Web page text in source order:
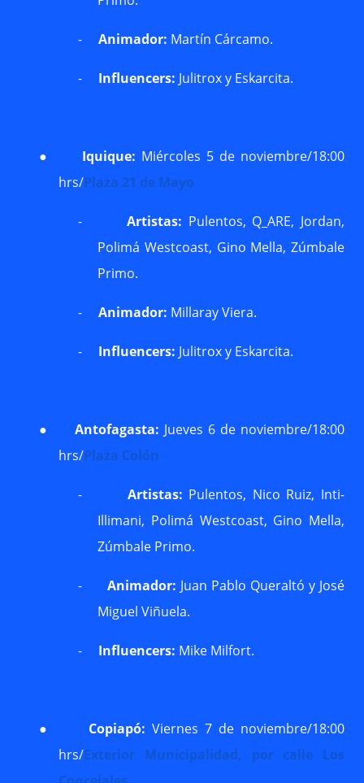
- Animador: Martín Cárcamo.
- Influencers: Julitrox y Eskarcita.
● Iquique: Miércoles 5 de noviembre/18:00
hrs/Plaza 21 de Mayo
- Artistas: Pulentos, Q_ARE, Jordan,
Polimá Westcoast, Gino Mella, Zúmbale
Primo.
- Animador: Millaray Viera.
- Influencers: Julitrox y Eskarcita.
● Antofagasta: Jueves 6 de noviembre/18:00
hrs/Plaza Colón
- Artistas: Pulentos, Nico Ruiz, Inti-
Illimani, Polimá Westcoast, Gino Mella,
Zúmbale Primo.
- Animador: Juan Pablo Queraltó y José
Miguel Viñuela.
- Influencers: Mike Milfort.
● Copiapó: Viernes 7 de noviembre/18:00
hrs/Exterior Municipalidad, por calle Los